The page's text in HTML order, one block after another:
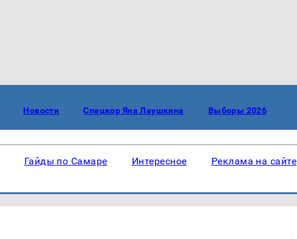
Новости Спецкор Яна Лаушкина Выборы 2026
Гайды по Самаре Интересное Реклама на сайте